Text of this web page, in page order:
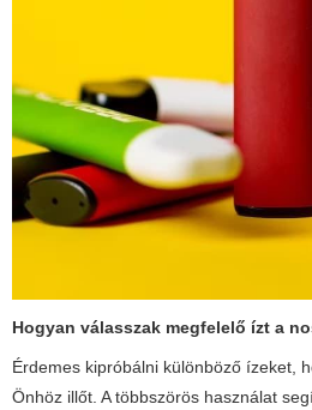
Hogyan válasszak megfelelő ízt a
Érdemes kipróbálni különböző ízeket,
Önhöz illőt. A többszörös használat